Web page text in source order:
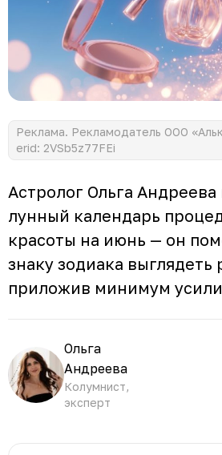
Реклама. Рекламодатель ООО
erid: 2VSb5z77FEi
Астролог Ольга Андреева
лунный календарь
красоты на июнь — он
знаку зодиака выглядеть
приложив минимум
Ольга
Андреева
Колумнист,
эксперт